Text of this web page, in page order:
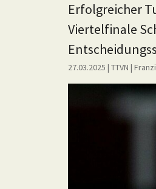
Erfolgreicher
Viertelfinale
27.03.2025 | TTVN |